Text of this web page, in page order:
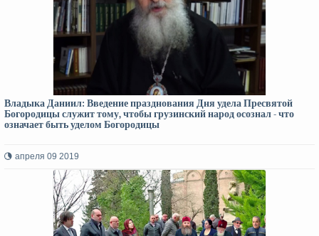
Владыка Даниил: Введение празднования Дня удела Пресвятой
Богородицы служит тому, чтобы грузинский народ осознал - что
означает быть уделом Богородицы
апреля 09 2019